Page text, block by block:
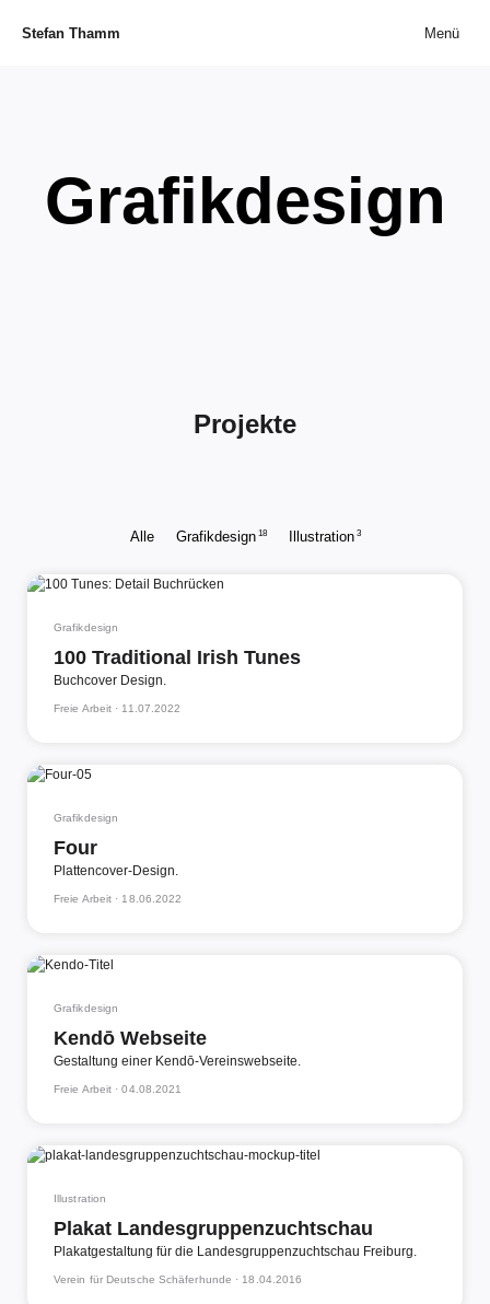
Stefan Thamm Menü
Grafikdesign
Projekte
Alle Grafikdesign 18 Illustration 3
Grafikdesign
100 Traditional Irish Tunes
Buchcover Design.
Freie Arbeit · 11.07.2022
Grafikdesign
Four
Plattencover-Design.
Freie Arbeit · 18.06.2022
Grafikdesign
Kendō Webseite
Gestaltung einer Kendō-Vereinswebseite.
Freie Arbeit ·04.08.2021
Illustration
Plakat Landesgruppenzuchtschau
Plakatgestaltung für die Landesgruppenzuchtschau Freiburg.
Verein für Deutsche Schäferhunde · 18.04.2016